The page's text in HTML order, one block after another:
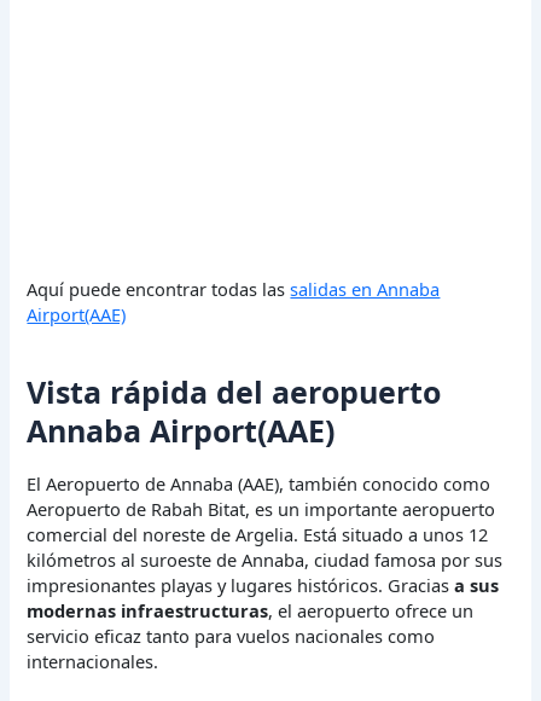
Aquí puede encontrar todas lassalidas en Annaba
Airport(AAE)
Vista rápida del aeropuerto
Annaba Airport(AAE)
El Aeropuerto de Annaba (AAE), también conocido como
Aeropuerto de Rabah Bitat, es un importante aeropuerto
comercial del noreste de Argelia. Está situado a unos 12
kilómetros al suroeste de Annaba, ciudad famosa por sus
impresionantes playas y lugares históricos. Graciasa sus
modernas infraestructuras, el aeropuerto ofrece un
servicio eficaz tanto para vuelos nacionales como
internacionales.